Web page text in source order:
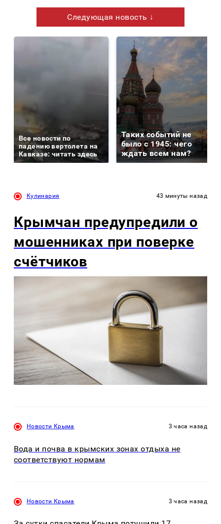
Следующая новость ↓
Все новости по
падению вертолета на
Кавказе: читать здесь
Таких событий не
было с 1945: чего
ждать всем нам?
Кулинария 43 минуты назад
Крымчан предупредили о
мошенниках при поверке
счётчиков
Новости Крыма 3 часа назад
Вода и почва в крымских зонах отдыха не
соответствуют нормам
Новости Крыма 3 часа назад